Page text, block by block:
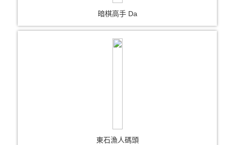
暗棋高手 Da
東石漁人碼頭